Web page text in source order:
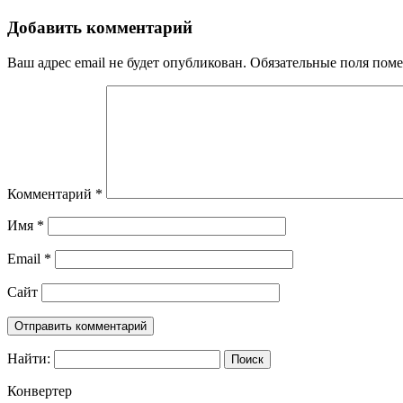
Добавить комментарий
Ваш адрес email не будет опубликован. Обязательные поля
Комментарий *
Имя *
Email *
Сайт
Найти:
Конвертер